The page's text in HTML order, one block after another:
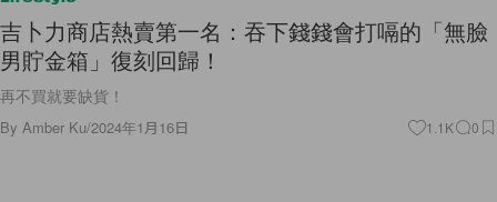
吉卜力商店熱賣第一名：吞下錢錢會打嗝的「無臉
男貯金箱」復刻回歸！
再不買就要缺貨！
By Amber Ku/2024年1月16日 1.1K 0